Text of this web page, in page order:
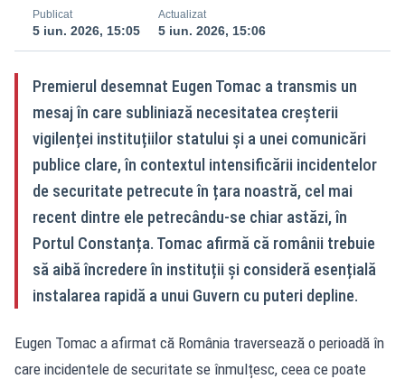
Publicat
5 iun. 2026, 15:05
Actualizat
5 iun. 2026, 15:06
Premierul desemnat Eugen Tomac a transmis un
mesaj în care subliniază necesitatea creșterii
vigilenței instituțiilor statului și a unei comunicări
publice clare, în contextul intensificării incidentelor
de securitate petrecute în țara noastră, cel mai
recent dintre ele petrecându-se chiar astăzi, în
Portul Constanța. Tomac afirmă că românii trebuie
să aibă încredere în instituții și consideră esențială
instalarea rapidă a unui Guvern cu puteri depline.
Eugen Tomac a afirmat că România traversează o perioadă în
care incidentele de securitate se înmulțesc, ceea ce poate